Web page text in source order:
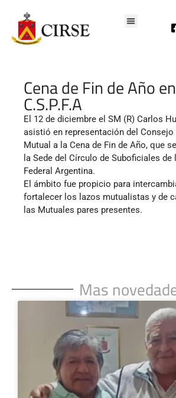
Cena de Fin de Año
C.S.P.F.A
El 12 de diciembre el SM (R) Carlos
asistió en representación del
Mutual a la Cena de Fin de Año, que
la Sede del Círculo de Suboficiales de
Federal Argentina.
El ámbito fue propicio para
fortalecer los lazos mutualistas y de
las Mutuales pares presentes.
Mas